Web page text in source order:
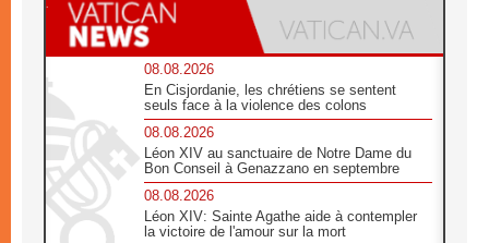
08.08.2026
En Cisjordanie, les chrétiens se sentent
seuls face à la violence des colons
08.08.2026
Léon XIV au sanctuaire de Notre Dame du
Bon Conseil à Genazzano en septembre
08.08.2026
Léon XIV: Sainte Agathe aide à contempler
la victoire de l'amour sur la mort